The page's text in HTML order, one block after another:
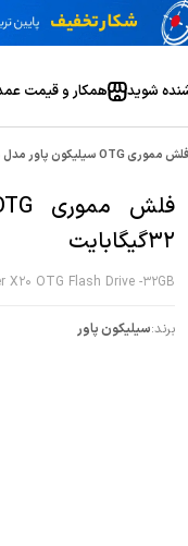
شوید همکار و قیمت
فلش مموری OTG سیلیکون پاور مدل X20 ظرفیت 32گیگابایت
32گیگابایت
X20 OTG Flash Drive -32GB
برند:سيليکون پاور